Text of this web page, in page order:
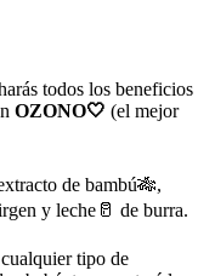
todos los beneficios
OZONO🤍 (el mejor
de bambú🎋,
y leche🥛 de burra.
tipo de